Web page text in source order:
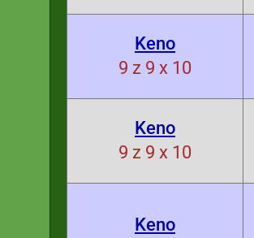
Keno
9 z 9 x 10
Keno
9 z 9 x 10
Keno